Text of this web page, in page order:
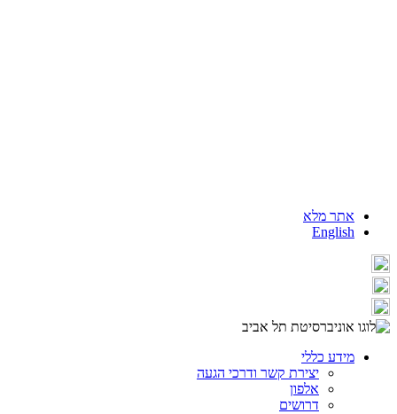
אתר מלא
English
מידע כללי
יצירת קשר ודרכי הגעה
אלפון
דרושים